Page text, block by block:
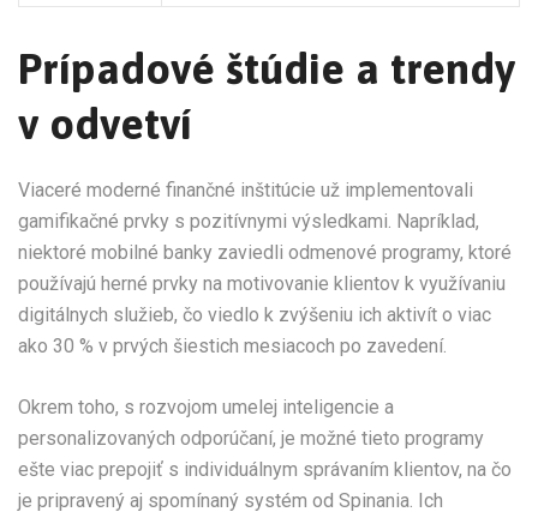
Prípadové štúdie a trendy
v odvetví
Viaceré moderné finančné inštitúcie už implementovali
gamifikačné prvky s pozitívnymi výsledkami. Napríklad,
niektoré mobilné banky zaviedli odmenové programy, ktoré
používajú herné prvky na motivovanie klientov k využívaniu
digitálnych služieb, čo viedlo k zvýšeniu ich aktivít o viac
ako 30 % v prvých šiestich mesiacoch po zavedení.
Okrem toho, s rozvojom umelej inteligencie a
personalizovaných odporúčaní, je možné tieto programy
ešte viac prepojiť s individuálnym správaním klientov, na čo
je pripravený aj spomínaný systém od Spinania. Ich